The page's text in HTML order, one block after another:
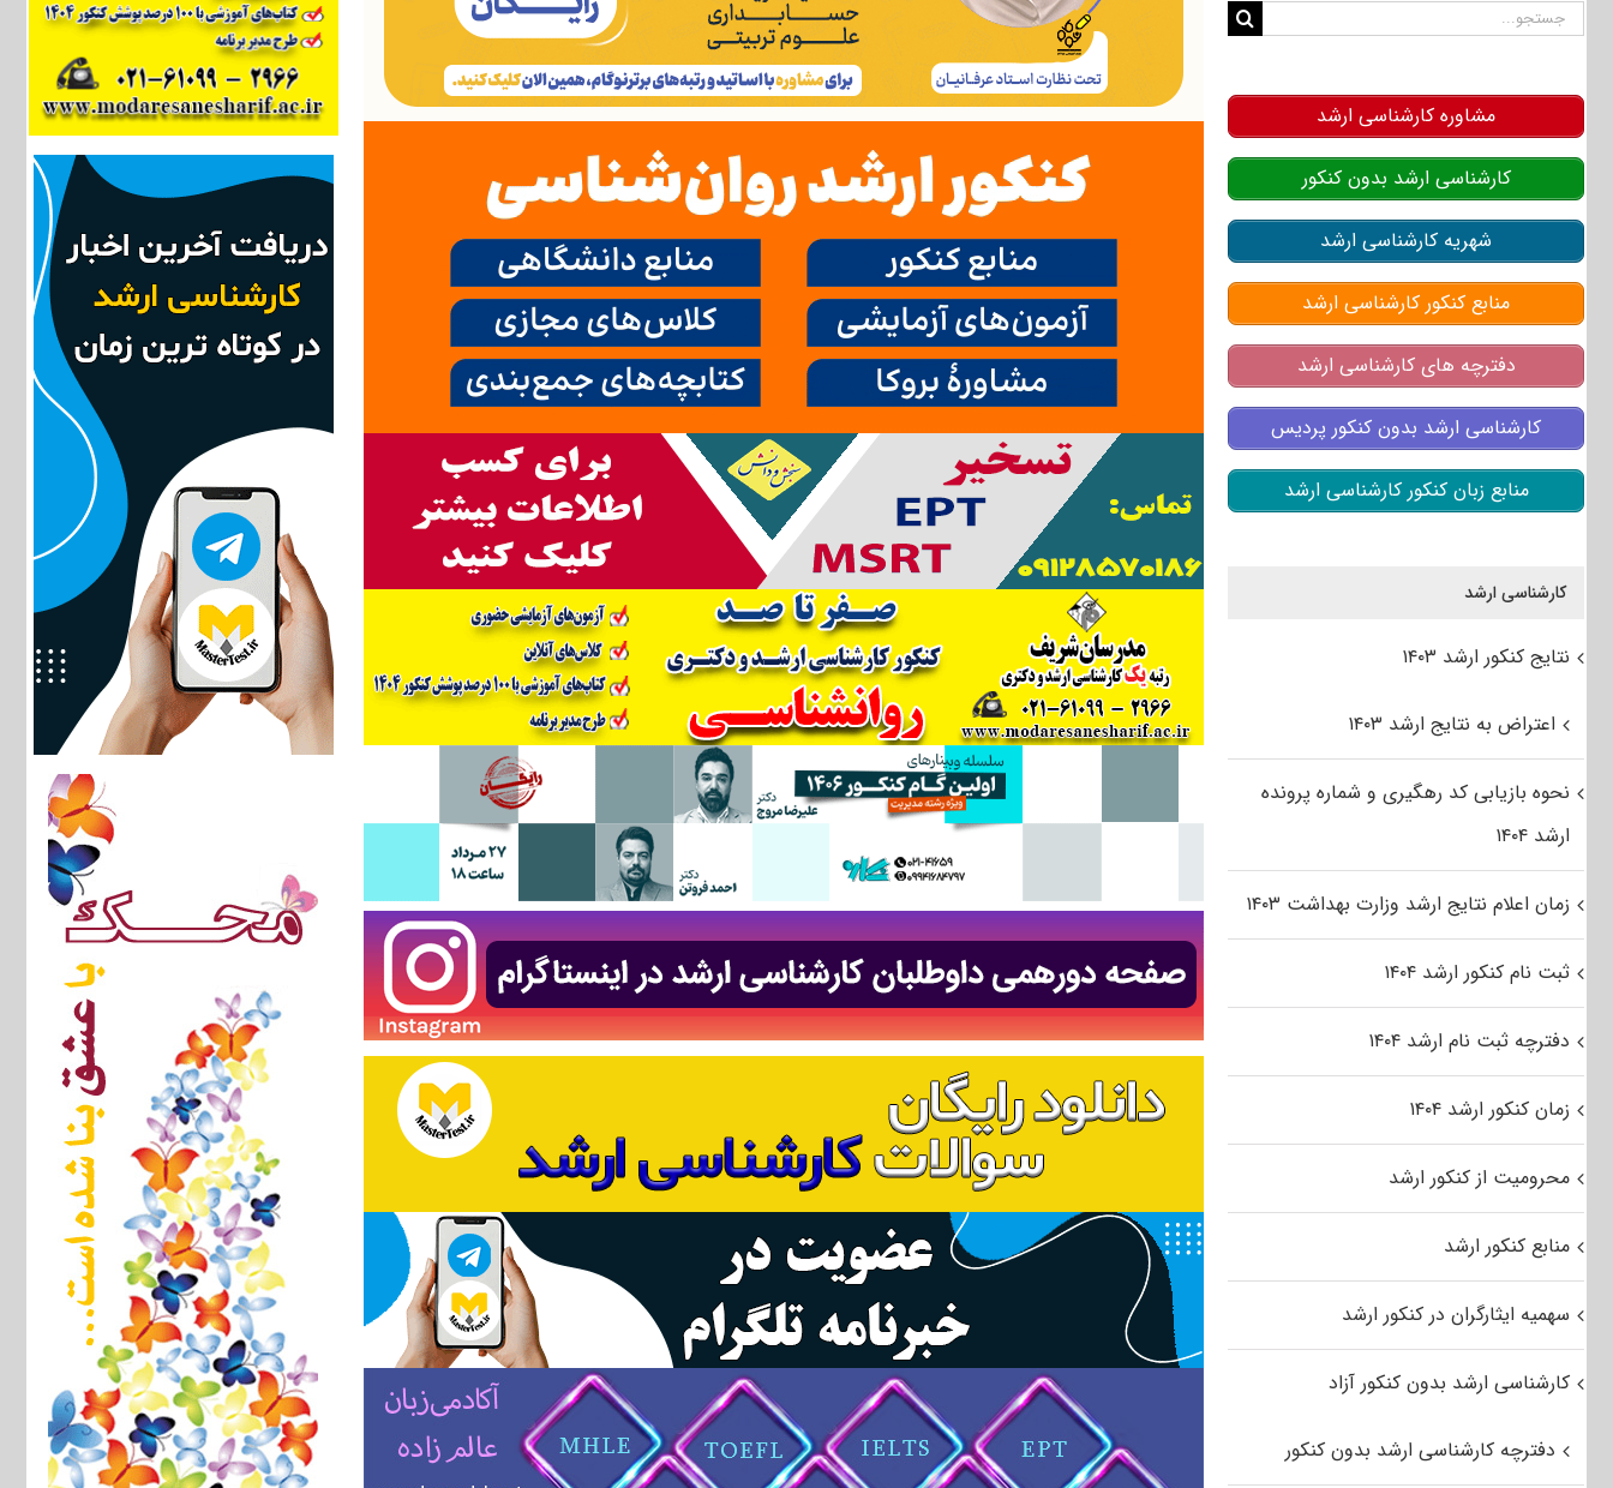
جستجو
مشاوره کارشناسی ارشد
کارشناسی ارشد بدون کنکور
شهریه کارشناسی ارشد
منابع کنکور کارشناسی ارشد
دفترچه های کارشناسی ارشد
کارشناسی ارشد بدون کنکور پردیس
منابع زبان کنکور کارشناسی ارشد
کارشناسی ارشد
نتایج کنکور ارشد ۱۴۰۳
اعتراض به نتایج ارشد ۱۴۰۳
نحوه بازیابی کد رهگیری و شماره پرونده
ارشد ۱۴۰۴
زمان اعلام نتایج ارشد وزارت بهداشت ۱۴۰۳
ثبت نام کنکور ارشد ۱۴۰۴
دفترچه ثبت نام ارشد ۱۴۰۴
زمان کنکور ارشد ۱۴۰۴
محرومیت از کنکور ارشد
منابع کنکور ارشد
سهمیه ایثارگران در کنکور ارشد
کارشناسی ارشد بدون کنکور آزاد
دفترچه کارشناسی ارشد بدون کنکور